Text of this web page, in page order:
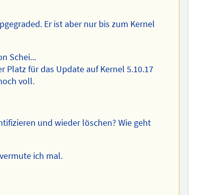
Er ist aber nur bis zum Kernel
Schei...
für das Update auf Kernel 5.10.17
voll.
und wieder löschen? Wie geht
ich mal.